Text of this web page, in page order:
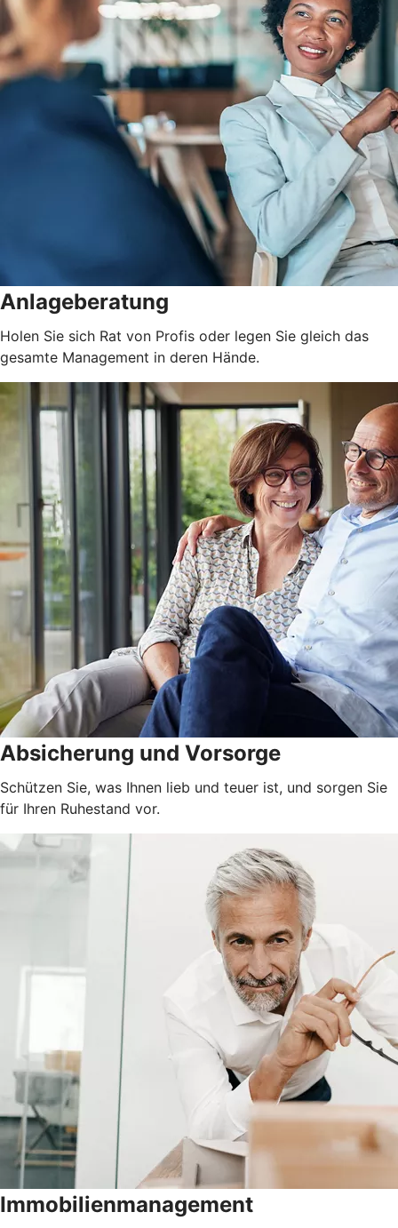
Anlageberatung
Holen Sie sich Rat von Profis oder legen Sie gleich das
gesamte Management in deren Hände.
Absicherung und Vorsorge
Schützen Sie, was Ihnen lieb und teuer ist, und sorgen Sie
für Ihren Ruhestand vor.
Immobilienmanagement